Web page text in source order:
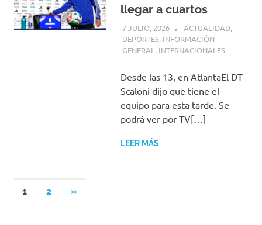
llegar a cuartos
7 JULIO, 2026 H P
ACTUALIDAD,
DEPORTES, INFORMACIÓN
GENERAL , INTERNACIONALES
Desde las 13, en AtlantaEl DT
Scaloni dijo que tiene el
equipo para esta tarde. Se
podrá ver por TV[…]
LEER MÁS
Paginación
1 2
SIGUIENTES
»